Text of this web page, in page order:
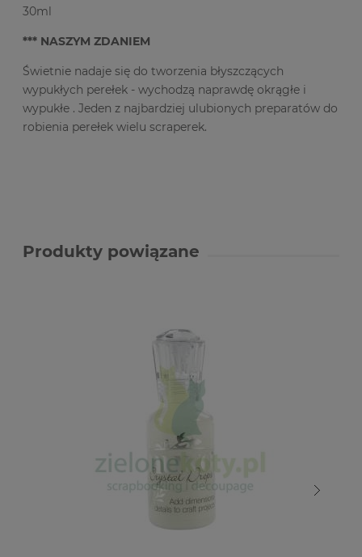
30ml
*** NASZYM ZDANIEM
Świetnie nadaje się do tworzenia błyszczących
wypukłych perełek - wychodzą naprawdę okrągłe i
wypukłe . Jeden z najbardziej ulubionych preparatów do
robienia perełek wielu scraperek.
Produkty powiązane